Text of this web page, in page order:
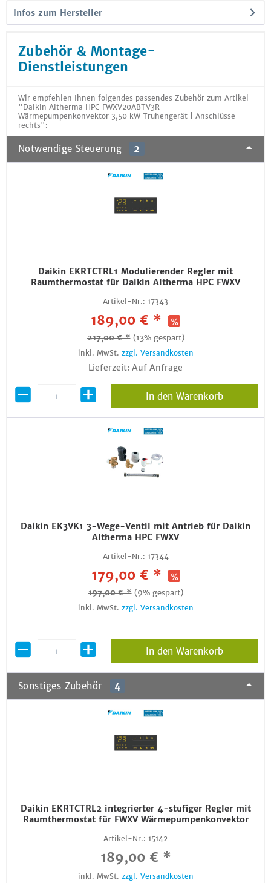
Infos zum Hersteller
Zubehör & Montage-
Dienstleistungen
Wir empfehlen Ihnen folgendes passendes Zubehör zum Artikel
"Daikin Altherma HPC FWXV20ABTV3R
Wärmepumpenkonvektor 3,50 kW Truhengerät | Anschlüsse
rechts":
Notwendige Steuerung 2
Daikin EKRTCTRL1 Modulierender Regler mit
Raumthermostat für Daikin Altherma HPC FWXV
Artikel-Nr.: 17343
189,00 € *
217,00 € * (13% gespart)
inkl. MwSt. zzgl. Versandkosten
Lieferzeit: Auf Anfrage
In den Warenkorb
Daikin EK3VK1 3-Wege-Ventil mit Antrieb für Daikin
Altherma HPC FWXV
Artikel-Nr.: 17344
179,00 € *
197,00 € * (9% gespart)
inkl. MwSt. zzgl. Versandkosten
In den Warenkorb
Sonstiges Zubehör 4
Daikin EKRTCTRL2 integrierter 4-stufiger Regler mit
Raumthermostat für FWXV Wärmepumpenkonvektor
Artikel-Nr.: 15142
189,00 € *
inkl. MwSt. zzgl. Versandkosten